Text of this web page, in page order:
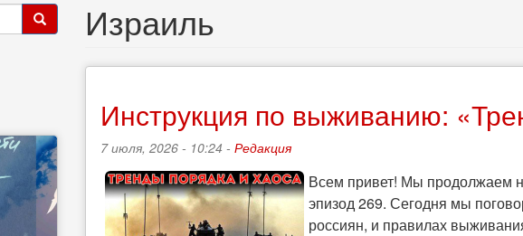
Израиль
Инструкция по выживанию:
7 июля, 2026 - 10:24 - Редакция
Всем привет! Мы продолжаем
эпизод 269. Сегодня мы
россиян, и правилах